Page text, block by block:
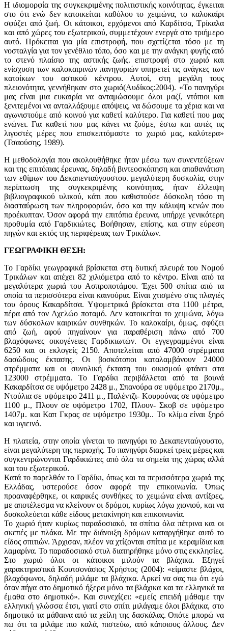
Η ιδιομορφία της συγκεκριμένης πολιτιστικής κοινότητας, έγκειται
στο ότι ενώ δεν κατοικείται καθόλου το χειμώνα, το καλοκαίρι
σφύζει από ζωή. Οι κάτοικοι, ερχόμενοι από Καρδίτσα, Τρίκαλα
και από χώρες του εξωτερικού, συμμετέχουν ενεργά στο τριήμερο
αυτό. Πρόκειται για μία επιστροφή, που σχετίζεται τόσο με τη
νοσταλγία για τον γενέθλιο τόπο, όσο και με την ανάγκη φυγής από
το στενό πλαίσιο της αστικής ζωής. επιστροφή στο χωριό και
ενίσχυση των καλοκαιρινών πανηγυριών υπηρετεί τις ανάγκες των
κατοίκων του αστικού κέντρου. Αυτοί, στη μεγάλη τους
πλειονότητα, γεννήθηκαν στο χωριό(Αυδίκος:2004). «Το πανηγύρι
μας είναι μια ευκαιρία να ανταμώσουμε όλοι μαζί, ντόπιοι και
ξενιτεμένοι να ανταλλάξουμε απόψεις, να δώσουμε τα χέρια και να
αγωνιστούμε από κοινού για καθετί καλύτερο. Για καθετί που μας
ενώνει. Για καθετί που μας κάνει να ζούμε, έστω και αυτές τις
λιγοστές μέρες που επισκεπτόμαστε το χωριό μας, καλύτερα»
(Τσαούσης, 1989).
Η μεθοδολογία που ακολουθήθηκε ήταν μέσω των συνεντεύξεων
και της επιτόπιας έρευνας, δηλαδή βιντεοσκόπηση και απαθανάτιση
των εθίμων του Δεκαπενταύγουστου. μεγαλύτερη δυσκολία, στην
περίπτωση της συγκεκριμένης κοινότητας, ήταν έλλειψη
βιβλιογραφικού υλικού, κάτι που καθιστούσε δύσκολη τόσο τη
διασταύρωση των πληροφοριών, όσο και την κάλυψη κενών που
προέκυπταν. Όσον αφορά την επιτόπια έρευνα, υπήρχε γενικότερη
προθυμία από Γαρδικιώτες. Βοήθησαν, επίσης, και στην εύρεση
πηγών και εκτός της περιφέρειας των Τρικάλων.
ΓΕΩΓΡΑΦΙΚΗ ΘΕΣΗ:
Το Γαρδίκι γεωγραφικά βρίσκεται στη δυτική πλευρά του Νομού
Τρικάλων και απέχει 82 χιλιόμετρα από το κέντρο. Είναι από τα
μεγαλύτερα χωριά του Ασπροποτάμου. Έχει 500 σπίτια από τα
οποία τα περισσότερα είναι καινούρια. Είναι χτισμένο στις πλαγιές
του όρους Κακαρδίτσα. Υψομετρικά βρίσκεται στα 1100 μέτρα,
πέρα από τον Αχελώο ποταμό. Δεν κατοικείται το χειμώνα, λόγω
των δύσκολων καιρικών συνθηκών. Το καλοκαίρι, όμως, σφύζει
από ζωή, αφού πηγαίνουν για παραθέριση πάνω από 700
βλαχόφωνες οικογένειες Γαρδικιωτών. Οι εγγεγραμμένοι είναι
6250 και οι εκλογείς 2150. Αποτελείται από 47000 στρέμματα
δασώδους έκτασης. Οι βοσκότοποι καταλαμβάνουν 24000
στρέμματα και οι συνολική έκταση του οικισμού φτάνει στα
123000 στρέμματα. Το Γαρδίκι περιβάλλεται από τα βουνά
Κακαρδίτσα σε υψόμετρο 2428 μ., Σπανούρα σε υψόμετρο 2170μ.,
Ντούλια σε υψόμετρο 2411 μ., Παλέντζι- Κουρούνας σε υψόμετρο
1100 μ., Πλουν σε υψόμετρο 1702, Πλουν- Σκοβ σε υψόμετρο
1407μ. και Καπ Γκρας σε υψόμετρο 1930μ.. Το κλίμα είναι ξηρό
και υγιεινό.
Η πλατεία, στην οποία γίνεται το πανηγύρι το Δεκαπενταύγουστο,
είναι μεγαλύτερη της περιοχής. Το πανηγύρι διαρκεί τρεις μέρες και
συγκεντρώνονται Γαρδικιώτες από όλα τα σημεία της χώρας αλλά
και του εξωτερικού.
Κατά το παρελθόν το Γαρδίκι, όπως και τα περισσότερα χωριά της
Ελλάδας, υστερούσε όσον αφορά την επικοινωνία. Όπως
προαναφέρθηκε, οι καιρικές συνθήκες το χειμώνα είναι αντίξοες,
με αποτέλεσμα να κλείνουν οι δρόμοι, κυρίως λόγω χιονιού, και να
δυσκολεύεται κάθε είδους μετακίνηση και επικοινωνία.
Το χωριό ήταν κυρίως παραδοσιακό, τα σπίτια όλα πέτρινα και οι
σκεπές με πλάκα. Με την διάνοιξη δρόμων καταργήθηκε αυτό το
είδος σπιτιών. Άρχισαν, πλέον να χτίζονται σπίτια με κεραμίδια και
λαμαρίνα. Το παραδοσιακό στυλ διατηρήθηκε μόνο στις εκκλησίες.
Στο χωριό όλοι οι κάτοικοι μιλούν τα βλάχικα. Εξηγεί
χαρακτηριστικά Κουτσονάσιος Χρήστος (2004): «είμαστε βλάχοι,
βλαχόφωνοι, δηλαδή μιλάμε τα βλάχικα. Αρκεί να σας πω ότι εγώ
όταν πήγα στο δημοτικό ήξερα μόνο τα βλάχικα και τα ελληνικά τα
έμαθα στο δημοτικό». Και συνεχίζει: «εμείς επειδή μάθαμε την
ελληνική γλώσσα έτσι, γιατί στο σπίτι μιλάγαμε όλοι βλάχικα, στο
δημοτικό τα μάθαινα από τα χείλη της δασκάλας. Οπότε μπορώ να
πω ότι τα μιλάμε πιο καλά, πιστεύω, από κάποιους άλλους. Δεν